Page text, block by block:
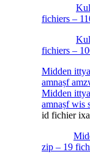
fichiers –
fichiers –
Midden
amnaṣf
Midden
amnaṣf wis
id fichier
zip – 19